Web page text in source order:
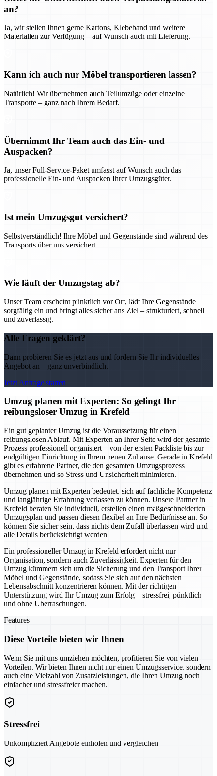
an?
Ja, wir stellen Ihnen gerne Kartons, Klebeband und weitere
Materialien zur Verfügung – auf Wunsch auch mit Lieferung.
Kann ich auch nur Möbel transportieren lassen?
Natürlich! Wir übernehmen auch Teilumzüge oder einzelne
Transporte – ganz nach Ihrem Bedarf.
Übernimmt Ihr Team auch das Ein- und
Auspacken?
Ja, unser Full-Service-Paket umfasst auf Wunsch auch das
professionelle Ein- und Auspacken Ihrer Umzugsgüter.
Ist mein Umzugsgut versichert?
Selbstverständlich! Ihre Möbel und Gegenstände sind während des
Transports über uns versichert.
Wie läuft der Umzugstag ab?
Unser Team erscheint pünktlich vor Ort, lädt Ihre Gegenstände
sorgfältig ein und bringt alles sicher ans Ziel – strukturiert, schnell
und zuverlässig.
Alle Fragen geklärt?
Dann probieren Sie es jetzt aus und fordern Sie Ihr individuelles
Angebot an – ganz unverbindlich.
Jetzt Anfrage starten
Umzug planen mit Experten: So gelingt Ihr
reibungsloser Umzug in Krefeld
Ein gut geplanter Umzug ist die Voraussetzung für einen
reibungslosen Ablauf. Mit Experten an Ihrer Seite wird der gesamte
Prozess professionell organisiert – von der ersten Packliste bis zur
endgültigen Einrichtung in Ihrem neuen Zuhause. Gerade in Krefeld
gibt es erfahrene Partner, die den gesamten Umzugsprozess
übernehmen und so Stress und Unsicherheit minimieren.
Umzug planen mit Experten bedeutet, sich auf fachliche Kompetenz
und langjährige Erfahrung verlassen zu können. Unsere Partner in
Krefeld beraten Sie individuell, erstellen einen maßgeschneiderten
Umzugsplan und passen diesen flexibel an Ihre Bedürfnisse an. So
können Sie sicher sein, dass nichts dem Zufall überlassen wird und
alle Details berücksichtigt werden.
Ein professioneller Umzug in Krefeld erfordert nicht nur
Organisation, sondern auch Zuverlässigkeit. Experten für den
Umzug kümmern sich um die Sicherung und den Transport Ihrer
Möbel und Gegenstände, sodass Sie sich auf den nächsten
Lebensabschnitt konzentrieren können. Mit der richtigen
Unterstützung wird Ihr Umzug zum Erfolg – stressfrei, pünktlich
und ohne Überraschungen.
Features
Diese Vorteile bieten wir Ihnen
Wenn Sie mit uns umziehen möchten, profitieren Sie von vielen
Vorteilen. Wir bieten Ihnen nicht nur einen Umzugsservice, sondern
auch eine Vielzahl von Zusatzleistungen, die Ihren Umzug noch
einfacher und stressfreier machen.
Stressfrei
Unkompliziert Angebote einholen und vergleichen